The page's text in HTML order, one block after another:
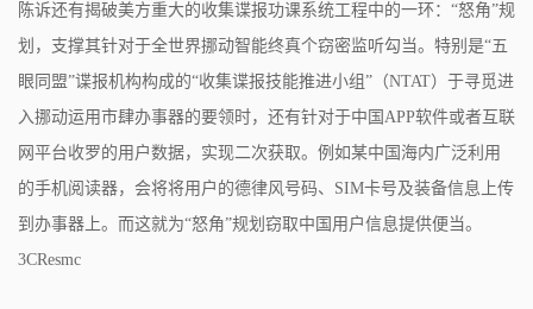
陈诉还有揭破美方重大的收集谍报功课系统工程中的一环：“怒角”规
划，支撑其针对于全世界挪动智能终真个窃密监听勾当。特别是“五
眼同盟”谍报机构构成的“收集谍报技能推进小组”（NTAT）于寻觅进
入挪动运用市肆办事器的要领时，还有针对于中国APP软件或者互联
网平台收罗的用户数据，实现二次获取。例如某中国海内广泛利用
的手机阅读器，会将将用户的德律风号码、SIM卡号及装备信息上传
到办事器上。而这就为“怒角”规划窃取中国用户信息提供便当。
3CResmc